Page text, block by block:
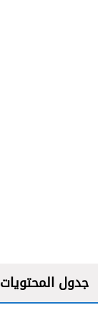
جدول المحتويات